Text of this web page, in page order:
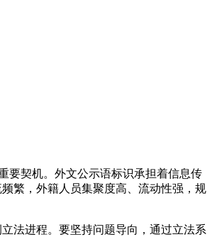
要契机。外文公示语标识承担着信息传
繁，外籍人员集聚度高、流动性强，规
法进程。要坚持问题导向，通过立法系